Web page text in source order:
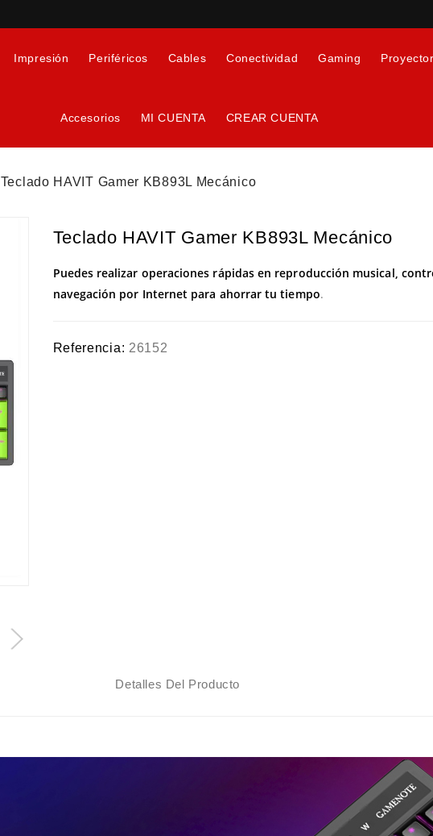
Impresión Periféricos Cables Conectividad Gaming
Accesorios MI CUENTA CREAR CUENTA
Teclado HAVIT Gamer KB893L Mecánico
Teclado HAVIT Gamer KB893L Mecánico
Puedes realizar operaciones rápidas en reproducción musical,
navegación por Internet para ahorrar tu tiempo.
Referencia: 26152
Detalles Del Producto